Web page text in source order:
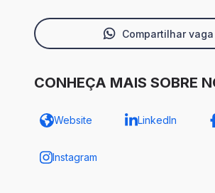
Compartilhar vaga
CONHEÇA MAIS SOBRE
Website LinkedIn
Instagram